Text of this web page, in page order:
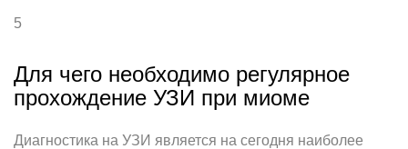
5
Для чего необходимо регулярное
прохождение УЗИ при миоме
Диагностика на УЗИ является на сегодня наиболее